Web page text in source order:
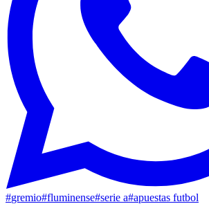
#gremio#fluminense#serie a#apuestas futbol